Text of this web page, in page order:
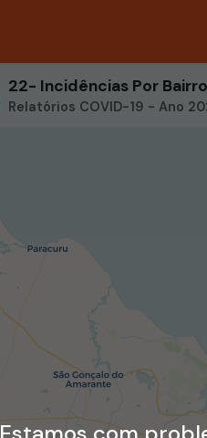
Relatórios COVID-19 - Ano